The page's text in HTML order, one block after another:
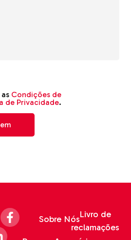
Condições de
de Privacidade.
Sobre NósLivro de
reclamações